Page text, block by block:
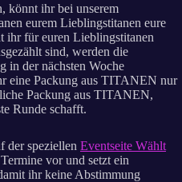
könnt ihr bei unserem
eurem Lieblingstitanen eure
ihr für euren Lieblingstitanen
sind, werden die
in der nächsten Woche
eine Packung aus TITANEN nur
Packung aus TITANEN,
Runde schafft.
der speziellen Eventseite Wählt
vor und setzt ein
ihr keine Abstimmung